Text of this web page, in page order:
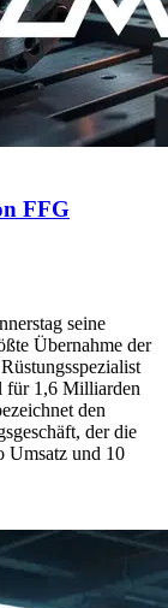
FFG
seine
Übernahme der
für 1,6 Milliarden
den
der die
Umsatz und 10